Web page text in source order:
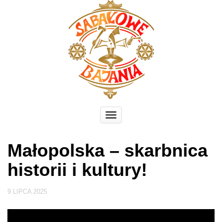
Toggle
navigation
Małopolska – skarbnica
historii i kultury!
9 LIPCA 2025